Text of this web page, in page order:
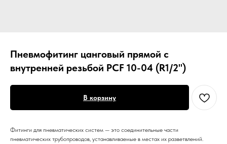
Пневмофитинг цанговый прямой с
внутренней резьбой PCF 10-04 (R1/2")
В корзину
Фитинги для пневматических систем — это соединительные части
пневматических трубопроводов, устанавливаемые в местах их разветвлений.